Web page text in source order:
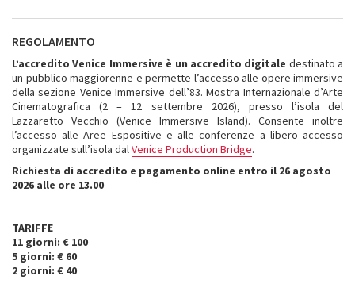
REGOLAMENTO
L’accredito Venice Immersive è un accredito digitale destinato a
un pubblico maggiorenne e permette l’accesso alle opere immersive
della sezione Venice Immersive dell’83. Mostra Internazionale d’Arte
Cinematografica (2 – 12 settembre 2026), presso l’isola del
Lazzaretto Vecchio (Venice Immersive Island). Consente inoltre
l’accesso alle Aree Espositive e alle conferenze a libero accesso
organizzate sull’isola dalVenice Production Bridge.
Richiesta di accredito e pagamento online entro il 26 agosto
2026 alle ore 13.00
TARIFFE
11 giorni: € 100
5 giorni: € 60
2 giorni: € 40